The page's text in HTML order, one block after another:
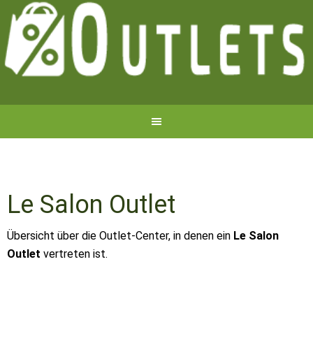
Le Salon Outlet
Übersicht über die Outlet-Center, in denen ein Le Salon
Outlet vertreten ist.